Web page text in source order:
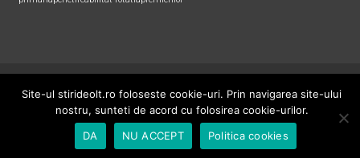
ThemeGrill. Powered byWordPress.
Site-ul stirideolt.ro foloseste cookie-uri. Prin navigarea site-ului
nostru, sunteti de acord cu folosirea cookie-urilor.
DA
NU ACCEPT Politica cookies